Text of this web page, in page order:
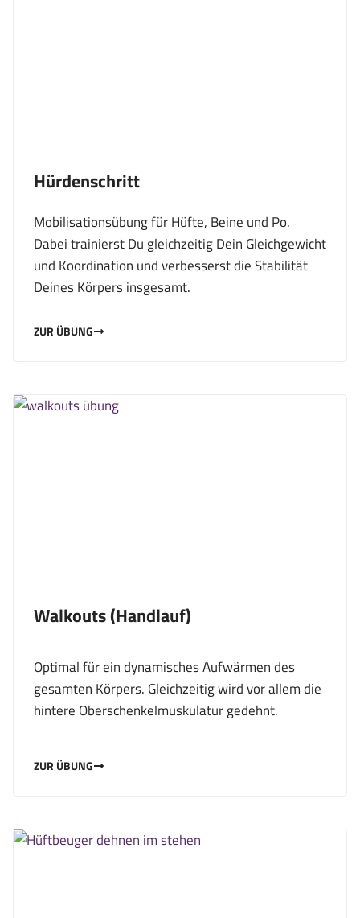
Hürdenschritt
Mobilisationsübung für Hüfte, Beine und Po.
Dabei trainierst Du gleichzeitig Dein Gleichgewicht
und Koordination und verbesserst die Stabilität
Deines Körpers insgesamt.
ZUR ÜBUNG
Walkouts (Handlauf)
Optimal für ein dynamisches Aufwärmen des
gesamten Körpers. Gleichzeitig wird vor allem die
hintere Oberschenkelmuskulatur gedehnt.
ZUR ÜBUNG